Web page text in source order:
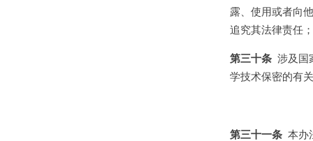
露、使用或者向
追究其法律责任
第三十条涉及国
学技术保密的有
第三十一条本办